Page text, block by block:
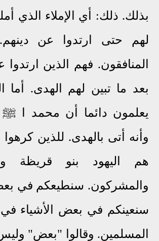
بذلك. ذلك: أي الإملاء الذي
لهم حتى ارتدوا عن
المنافقون. فهم الذين ارتدوا
بعد ما تبين لهم الهدى. أما
يعلمون دائما أن محمد ا
وأنه أتى بالهدى. للذين كرهوا
هم اليهود بنو قريظة
والمشركون. سنطيعكم في
سنعينكم في بعض الأشياء
المسلمين. وقالوا "بعض"